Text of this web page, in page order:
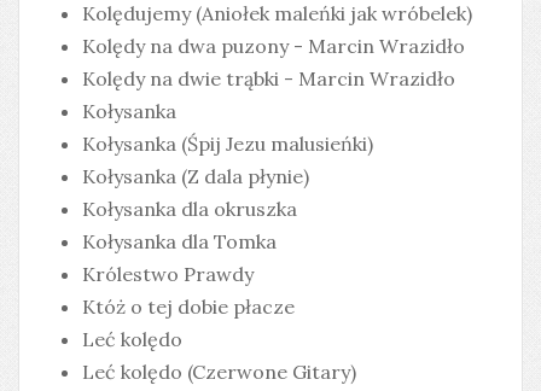
Kolędujemy (Aniołek maleńki jak wróbelek)
Kolędy na dwa puzony - Marcin Wrazidło
Kolędy na dwie trąbki - Marcin Wrazidło
Kołysanka
Kołysanka (Śpij Jezu malusieńki)
Kołysanka (Z dala płynie)
Kołysanka dla okruszka
Kołysanka dla Tomka
Królestwo Prawdy
Któż o tej dobie płacze
Leć kolędo
Leć kolędo (Czerwone Gitary)